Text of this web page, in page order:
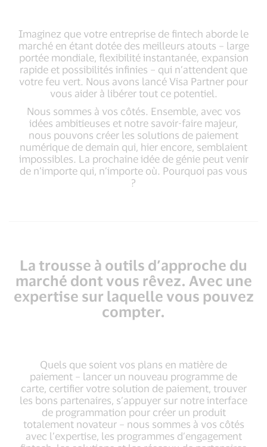
Imaginez que votre entreprise de fintech aborde le
marché en étant dotée des meilleurs atouts – large
portée mondiale, flexibilité instantanée, expansion
rapide et possibilités infinies – qui n’attendent que
votre feu vert. Nous avons lancé Visa Partner pour
vous aider à libérer tout ce potentiel.
Nous sommes à vos côtés. Ensemble, avec vos
idées ambitieuses et notre savoir-faire majeur,
nous pouvons créer les solutions de paiement
numérique de demain qui, hier encore, semblaient
impossibles. La prochaine idée de génie peut venir
de n’importe qui, n’importe où. Pourquoi pas vous
?
La trousse à outils d’approche du
marché dont vous rêvez. Avec une
expertise sur laquelle vous pouvez
compter.
Quels que soient vos plans en matière de
paiement – lancer un nouveau programme de
carte, certifier votre solution de paiement, trouver
les bons partenaires, s’appuyer sur notre interface
de programmation pour créer un produit
totalement novateur – nous sommes à vos côtés
avec l’expertise, les programmes d’engagement